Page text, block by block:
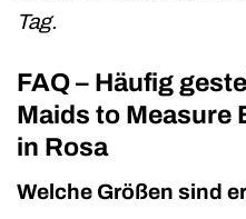
Tag.
FAQ – Häufig
Maids to Measure
in Rosa
Welche Größen sind